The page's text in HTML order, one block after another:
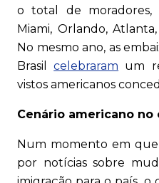
o total de moradores,
Miami, Orlando,
No mesmo ano, as
Brasilcelebraram um
vistos americanos
Cenário americano
Num momento em
por notícias sobre